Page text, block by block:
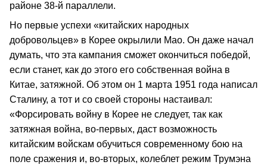
районе 38-й параллели.
Но первые успехи «китайских народных
добровольцев» в Корее окрылили Мао. Он даже начал
думать, что эта кампания сможет окончиться победой,
если станет, как до этого его собственная война в
Китае, затяжной. Об этом он 1 марта 1951 года написал
Сталину, а тот и со своей стороны настаивал:
«Форсировать войну в Корее не следует, так как
затяжная война, во-первых, даст возможность
китайским войскам обучиться современному бою на
поле сражения и, во-вторых, колеблет режим Трумэна